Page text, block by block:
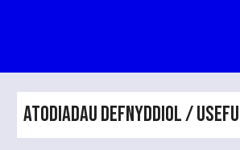
Atodiadau Defnyddiol /